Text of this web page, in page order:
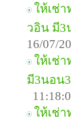
ให้เช่
วอิน มี3
16/07/
ให้เช่
มี3นอน
ให้เช่